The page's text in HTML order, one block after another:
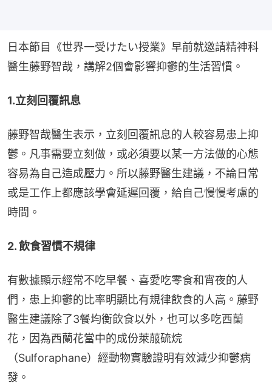
日本節目《世界一受けたい授業》早前就邀請精神科
醫生藤野智哉，講解2個會影響抑鬱的生活習慣。
1.立刻回覆訊息
藤野智哉醫生表示，立刻回覆訊息的人較容易患上抑
鬱。凡事需要立刻做，或必須要以某一方法做的心態
容易為自己造成壓力。所以藤野醫生建議，不論日常
或是工作上都應該學會延遲回覆，給自己慢慢考慮的
時間。
2. 飲食習慣不規律
有數據顯示經常不吃早餐、喜愛吃零食和宵夜的人
們，患上抑鬱的比率明顯比有規律飲食的人高。藤野
醫生建議除了3餐均衡飲食以外，也可以多吃西蘭
花，因為西蘭花當中的成份萊菔硫烷
（Sulforaphane）經動物實驗證明有效減少抑鬱病
發。